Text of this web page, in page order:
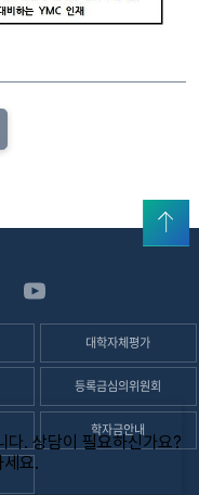
위로
대학자체평가
등록금심의위원회
학자금안내